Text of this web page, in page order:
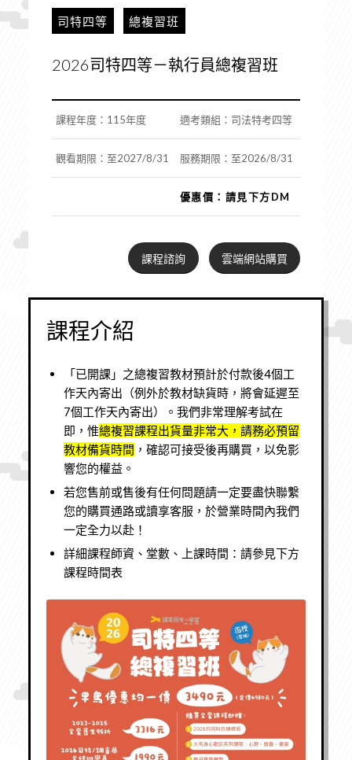
司特四等 總複習班
2026司特四等－執行員總複習班
課程年度：115年度 適考類組：司法特考四等
觀看期限：至2027/8/31 服務期限：至2026/8/31
優惠價：請見下方DM
課程諮詢 雲端網站購買
課程介紹
「已開課」之總複習教材預計於付款後4個工
作天內寄出（例外於教材缺貨時，將會延遲至
7個工作天內寄出）。我們非常理解考試在
即，惟總複習課程出貨量非常大，請務必預留
教材備貨時間 ，確認可接受後再購買，以免影
響您的權益。
若您售前或售後有任何問題請一定要盡快聯繫
您的購買通路或讀享客服，於營業時間內我們
一定全力以赴！
詳細課程師資、堂數、上課時間：請參見下方
課程時間表